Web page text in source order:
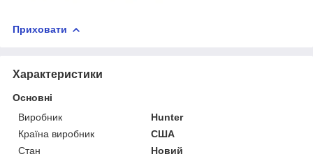
Приховати
Характеристики
Основні
Виробник
Hunter
Країна виробник
США
Стан
Новий